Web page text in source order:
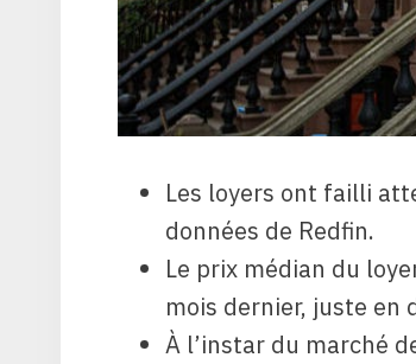
Les loyers ont failli
données de Redfin.
Le prix médian du
mois dernier, juste en
À l’instar du marché